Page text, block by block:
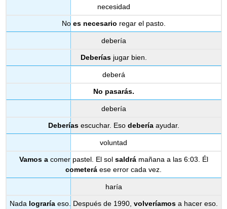
necesidad
No es necesario regar el pasto.
debería
Deberíasjugar bien.
deberá
No pasarás.
debería
Deberíasescuchar. Eso deberíaayudar.
voluntad
Vamos acomer pastel. El sol saldrámañana a las 6:03. Él
cometerá ese error cada vez.
haría
Nada lograríaeso. Después de 1990, volveríamosa hacer eso.